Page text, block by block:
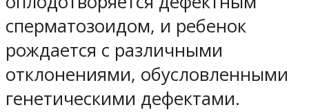
сперматозоидом, и ребенок
рождается с различными
отклонениями, обусловленными
генетическими дефектами.